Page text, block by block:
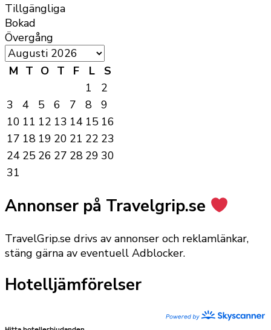
Tillgängliga
Bokad
Övergång
M T O T F L
S
1
2
3
4 5 6 7 8
9
10 11 12 13 14 15 16
17 18 19 20 21 22 23
24 25 26 27 28 29 30
31
Annonser på Travelgrip.se
TravelGrip.se drivs av annonser och reklamlänkar,
stäng gärna av eventuell Adblocker.
Hotelljämförelser